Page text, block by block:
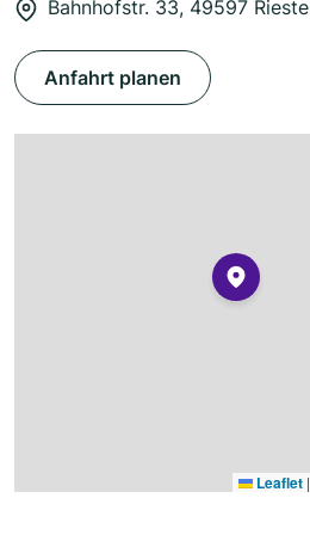
Bahnhofstr. 33, 49597 Rieste
Anfahrt planen
Leaflet |